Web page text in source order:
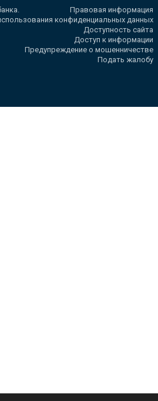
Правовая информация
конфиденциальных данных
Доступность сайта
Доступ к информации
Предупреждение о мошенничестве
Подать жалобу